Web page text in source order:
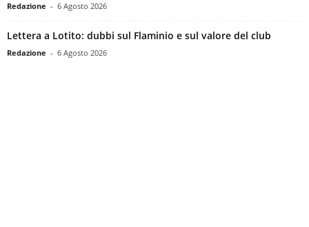
Redazione - 6 Agosto 2026
Lettera a Lotito: dubbi sul Flaminio e sul valore del club
Redazione - 6 Agosto 2026